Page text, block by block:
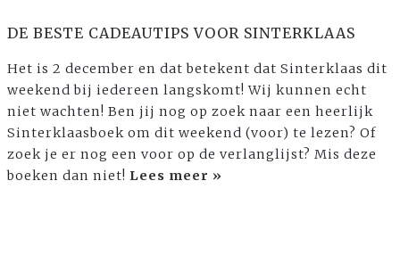
DE BESTE CADEAUTIPS VOOR SINTERKLAAS
Het is 2 december en dat betekent dat Sinterklaas dit
weekend bij iedereen langskomt! Wij kunnen echt
niet wachten! Ben jij nog op zoek naar een heerlijk
Sinterklaasboek om dit weekend (voor) te lezen? Of
zoek je er nog een voor op de verlanglijst? Mis deze
boeken dan niet! Lees meer »